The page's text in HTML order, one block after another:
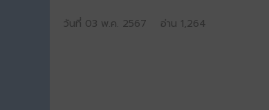
วันที่ 03 พ.ค. 2567 อ่าน 1,264